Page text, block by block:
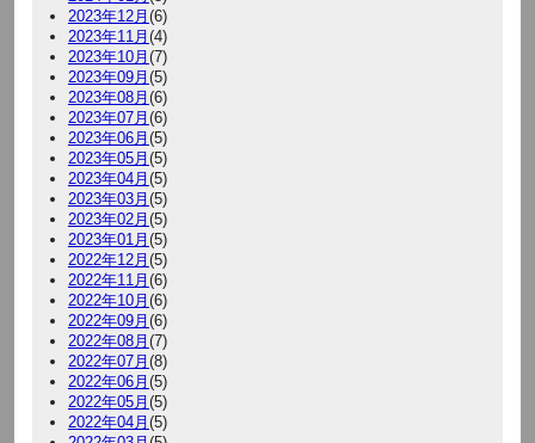
2023年12月 (6)
2023年11月 (4)
2023年10月 (7)
2023年09月 (5)
2023年08月 (6)
2023年07月 (6)
2023年06月 (5)
2023年05月 (5)
2023年04月 (5)
2023年03月 (5)
2023年02月 (5)
2023年01月 (5)
2022年12月 (5)
2022年11月 (6)
2022年10月 (6)
2022年09月 (6)
2022年08月 (7)
2022年07月 (8)
2022年06月 (5)
2022年05月 (5)
2022年04月 (5)